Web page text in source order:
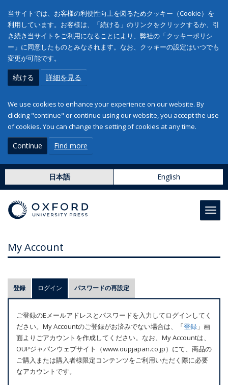
当サイトでは、お客様の利便性向上を図るためクッキー（Cookie）を
利用しています。お客様は、「続ける」のリンクをクリックするか、引
き続き当サイトをご利用になることにより、弊社の「クッキーポリシ
ー」に同意したものとみなされます。なお、クッキーの設定はいつでも
変更が可能です。
続ける 詳細を見る
We use cookies to enhance your experience on our website. By
clicking "continue" or continue using our website, you accept the use
of cookies. You can change the setting of cookies at any time.
Continue Find more
日本語 English
My Account
プ
ラ
マ
リ
ー
タ
ブ
登録 ログイン (アクティブなタブ)
パスワードの再設定
ご登録のEメールアドレスとパスワードを入力してログインしてく
ださい。My Accountのご登録がお済みでない場合は、「登録 」画
面よりごアカウントを作成してください。なお、My Accountは、
OUPジャパンウェブサイト（www.oupjapan.co.jp）にて、商品の
ご購入または購入者様限定コンテンツをご利用いただく際に必要
なアカウントです。